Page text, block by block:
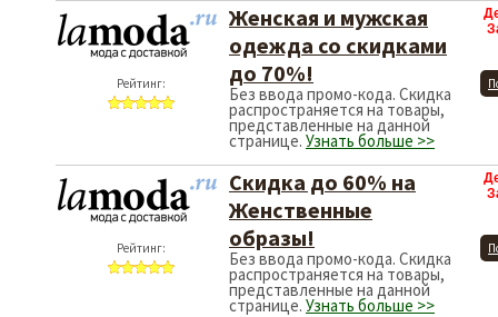
Рейтинг:
Женская и мужская
одежда со скидками
до 70%!
Без ввода промо-кода. Скидка
распространяется на товары,
представленные на данной
странице. Узнать больше >>
Рейтинг:
Скидка до 60% на
Женственные
образы!
Без ввода промо-кода. Скидка
распространяется на товары,
представленные на данной
странице. Узнать больше >>